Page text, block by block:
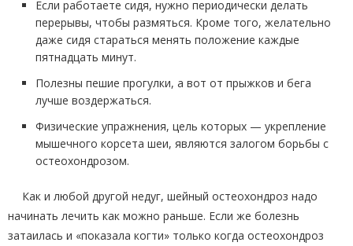
Если работаете сидя, нужно периодически делать
перерывы, чтобы размяться. Кроме того, желательно
даже сидя стараться менять положение каждые
пятнадцать минут.
Полезны пешие прогулки, а вот от прыжков и бега
лучше воздержаться.
Физические упражнения, цель которых — укрепление
мышечного корсета шеи, являются залогом борьбы с
остеохондрозом.
Как и любой другой недуг, шейный остеохондроз надо
начинать лечить как можно раньше. Если же болезнь
затаилась и «показала когти» только когда остеохондроз